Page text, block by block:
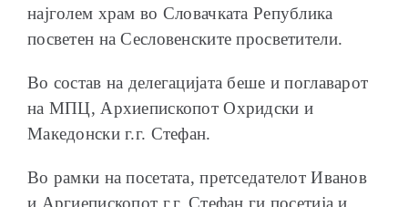
најголем храм во Словачката Република
посветен на Сесловенските просветители.
Во состав на делегацијата беше и поглаварот
на МПЦ, Архиепископот Охридски и
Македонски г.г. Стефан.
Во рамки на посетата, претседателот Иванов
и Аргиепископот г.г. Стефан ги посетија и